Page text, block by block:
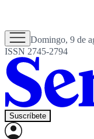
Domingo, 9 de
ISSN 2745-2794
Suscríbete